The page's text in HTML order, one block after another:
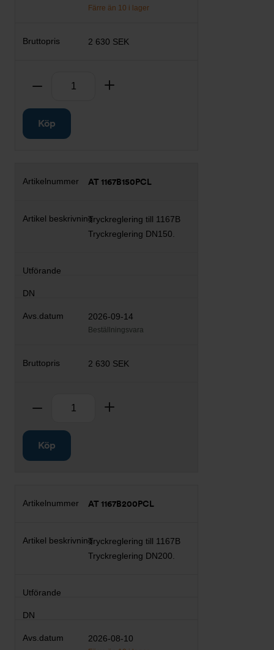
Färre än 10 i lager
2 630 SEK
Ta bort
Köp
AT 1167B150PCL
Tryckreglering till 1167B
Tryckreglering DN150.
2026-09-14
Beställningsvara
2 630 SEK
Ta bort
Köp
AT 1167B200PCL
Tryckreglering till 1167B
Tryckreglering DN200.
2026-08-10